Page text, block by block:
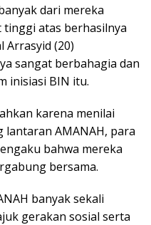
dari mereka
atas berhasilnya
Arrasyid (20)
sangat berbahagia dan
inisiasi BIN itu.
karena menilai
lantaran AMANAH, para
bahwa mereka
bersama.
banyak sekali
gerakan sosial serta